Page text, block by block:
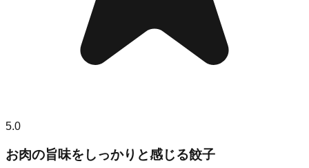
5.0
お肉の旨味をしっかりと感じる餃子